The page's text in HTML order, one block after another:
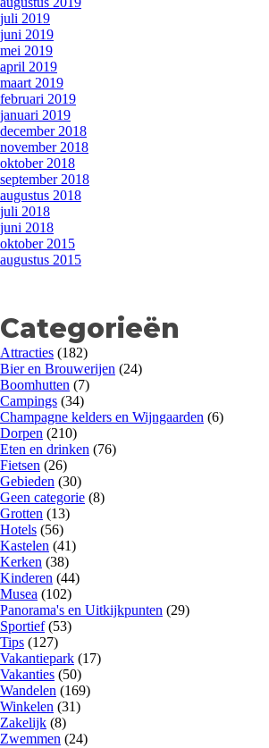
juli 2019
juni 2019
mei 2019
april 2019
maart 2019
februari 2019
januari 2019
december 2018
november 2018
oktober 2018
september 2018
augustus 2018
juli 2018
juni 2018
oktober 2015
augustus 2015
Categorieën
Attracties (182)
Bier en Brouwerijen (24)
Boomhutten (7)
Campings (34)
Champagne kelders en Wijngaarden (6)
Dorpen (210)
Eten en drinken (76)
Fietsen (26)
Gebieden (30)
Geen categorie (8)
Grotten (13)
Hotels (56)
Kastelen (41)
Kerken (38)
Kinderen (44)
Musea (102)
Panorama's en Uitkijkpunten (29)
Sportief(53)
Tips (127)
Vakantiepark (17)
Vakanties (50)
Wandelen (169)
Winkelen (31)
Zakelijk (8)
Zwemmen (24)